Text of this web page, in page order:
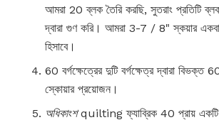
আমরা 20 ব্লক তৈরি করছি, সুতরাং প্রতিটি
দ্বারা গুণ করি। আমরা 3-7 / 8" স্কয়ার একবার
হিসাবে।
60 বর্গক্ষেত্রের দুটি বর্গক্ষেত্র দ্বারা
স্কোয়ার প্রয়োজন।
অধিকাংশquilting ফ্যাব্রিক 40 প্রায় একটি